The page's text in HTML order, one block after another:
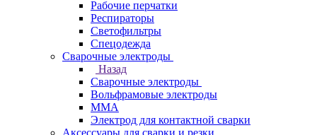
Рабочие перчатки
Респираторы
Светофильтры
Спецодежда
Сварочные электроды
Назад
Сварочные электроды
Вольфрамовые электроды
ММА
Электрод для контактной сварки
Аксессуары для сварки и резки